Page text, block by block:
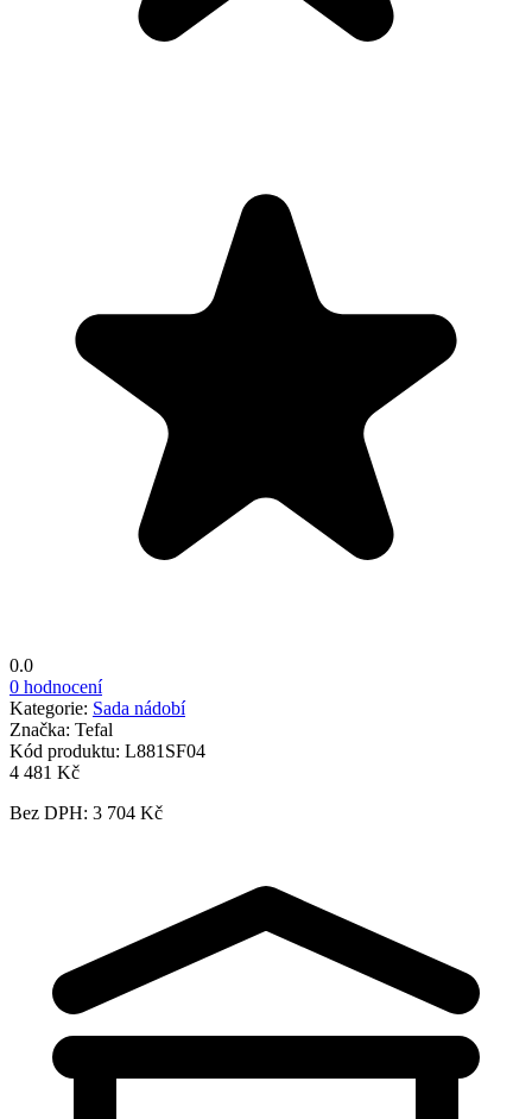
0.0
0 hodnocení
Kategorie: Sada nádobí
Značka: Tefal
Kód produktu: L881SF04
4 481 Kč
Bez DPH: 3 704 Kč